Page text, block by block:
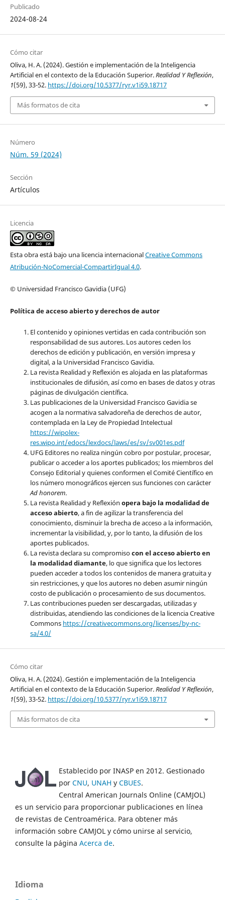
Publicado
2024-08-24
Cómo citar
Oliva, H. A. (2024). Gestión e implementación de la Inteligencia
Artificial en el contexto de la Educación Superior.Realidad Y Reflexión,
1(59), 33-52. https://doi.org/10.5377/ryr.v1i59.18717
Más formatos de cita
Número
Núm. 59 (2024)
Sección
Artículos
Licencia
Esta obra está bajo una licencia internacionalCreative Commons
Atribución-NoComercial-CompartirIgual 4.0.
© Universidad Francisco Gavidia (UFG)
Política de acceso abierto y derechos de autor
El contenido y opiniones vertidas en cada contribución son
responsabilidad de sus autores. Los autores ceden los
derechos de edición y publicación, en versión impresa y
digital, a la Universidad Francisco Gavidia.
La revista Realidad y Reflexión es alojada en las plataformas
institucionales de difusión, así como en bases de datos y otras
páginas de divulgación científica.
Las publicaciones de la Universidad Francisco Gavidia se
acogen a la normativa salvadoreña de derechos de autor,
contemplada en la Ley de Propiedad Intelectual
https://wipolex-
res.wipo.int/edocs/lexdocs/laws/es/sv/sv001es.pdf
UFG Editores no realiza ningún cobro por postular, procesar,
publicar o acceder a los aportes publicados; los miembros del
Consejo Editorial y quienes conformen el Comité Científico en
los número monográficos ejercen sus funciones con carácter
Ad honorem.
La revista Realidad y Reflexión opera bajo la modalidad de
acceso abierto, a fin de agilizar la transferencia del
conocimiento, disminuir la brecha de acceso a la información,
incrementar la visibilidad, y, por lo tanto, la difusión de los
aportes publicados.
La revista declara su compromisocon el acceso abierto en
la modalidad diamante, lo que significa que los lectores
pueden acceder a todos los contenidos de manera gratuita y
sin restricciones, y que los autores no deben asumir ningún
costo de publicación o procesamiento de sus documentos.
Las contribuciones pueden ser descargadas, utilizadas y
distribuidas, atendiendo las condiciones de la licencia Creative
Commons https://creativecommons.org/licenses/by-nc-
sa/4.0/
Cómo citar
Oliva, H. A. (2024). Gestión e implementación de la Inteligencia
Artificial en el contexto de la Educación Superior.Realidad Y Reflexión,
1(59), 33-52. https://doi.org/10.5377/ryr.v1i59.18717
Más formatos de cita
Establecido por INASP en 2012. Gestionado
por CNU, UNAH y CBUES.
Central American Journals Online (CAMJOL)
es un servicio para proporcionar publicaciones en línea
de revistas de Centroamérica. Para obtener más
información sobre CAMJOL y cómo unirse al servicio,
consulte la página Acerca de.
Idioma